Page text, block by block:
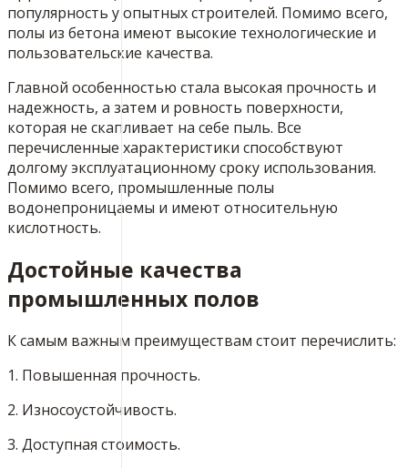
популярность у опытных строителей. Помимо всего,
полы из бетона имеют высокие технологические и
пользовательские качества.
Главной особенностью стала высокая прочность и
надежность, а затем и ровность поверхности,
которая не скапливает на себе пыль. Все
перечисленные характеристики способствуют
долгому эксплуатационному сроку использования.
Помимо всего, промышленные полы
водонепроницаемы и имеют относительную
кислотность.
Достойные качества
промышленных полов
К самым важным преимуществам стоит перечислить:
1. Повышенная прочность.
2. Износоустойчивость.
3. Доступная стоимость.